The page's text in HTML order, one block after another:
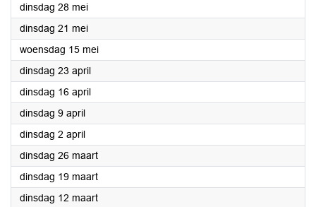
dinsdag 28 mei2024
dinsdag 21 mei2024
woensdag 15 mei2024
dinsdag 23 april2024
dinsdag 16 april2024
dinsdag 9 april2024
dinsdag 2 april2024
dinsdag 26 maart2024
dinsdag 19 maart2024
dinsdag 12 maart2024